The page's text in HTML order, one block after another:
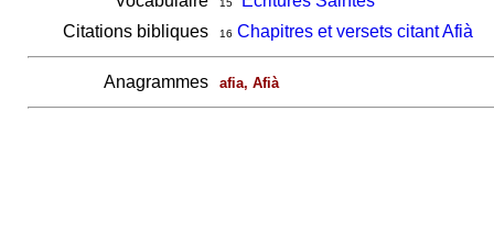
15
Citations bibliques
16 Chapitres et versets citant Afià
Anagrammes afia, Afià